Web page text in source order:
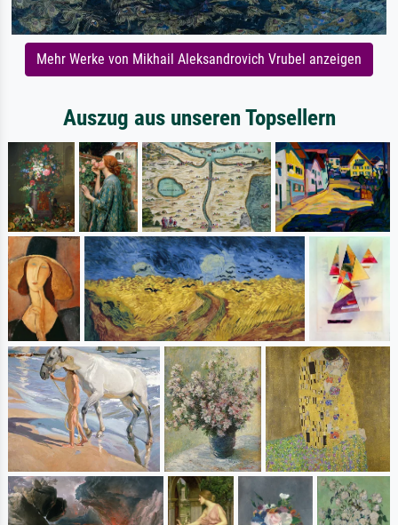
Mehr Werke von Mikhail Aleksandrovich Vrubel anzeigen
Auszug aus unseren Topsellern